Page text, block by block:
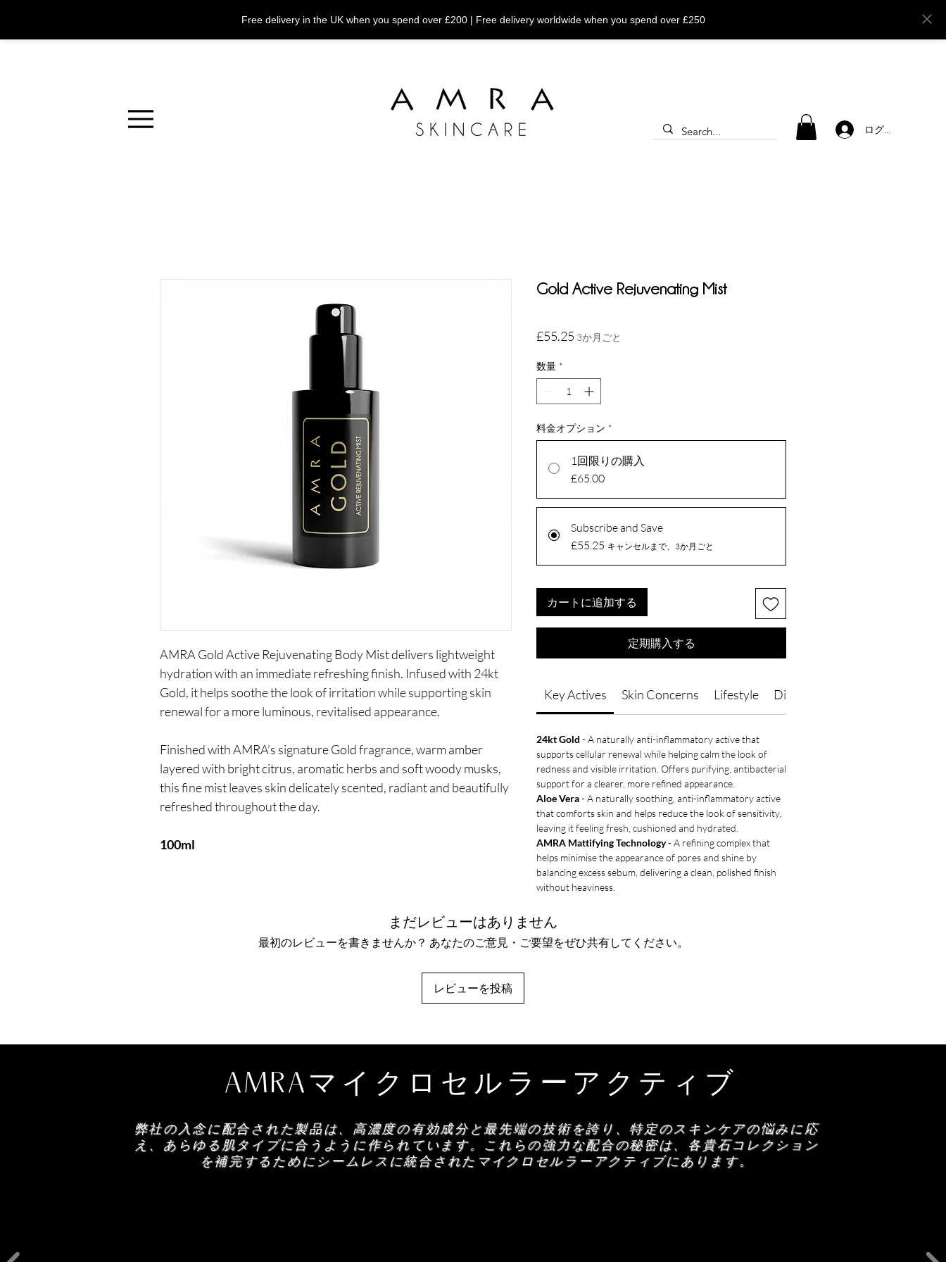
Free delivery in the UK when you spend over £200 | Free delivery worldwide when you spend over £250
ログイン
AMRA Gold Active Rejuvenating Body Mist delivers lightweight
hydration with an immediate refreshing finish. Infused with 24kt
Gold, it helps soothe the look of irritation while supporting skin
renewal for a more luminous, revitalised appearance.
Finished with AMRA’s signature Gold fragrance, warm amber
layered with bright citrus, aromatic herbs and soft woody musks,
this fine mist leaves skin delicately scented, radiant and beautifully
refreshed throughout the day.
100ml
Gold Active Rejuvenating Mist
£55.25 価
3か月ごと
数量 *
料金オプション *
1回限りの購入
£65.00
Subscribe and Save
£55.25 キャンセルまで、3か月ごと
カートに追加する
定期購入する
Key Actives Skin Concerns Lifestyle Directions of Use
24kt Gold - A naturally anti-inflammatory active that
supports cellular renewal while helping calm the look of
redness and visible irritation. Offers purifying, antibacterial
support for a clearer, more refined appearance.
Aloe Vera- A naturally soothing, anti-inflammatory active
that comforts skin and helps reduce the look of sensitivity,
leaving it feeling fresh, cushioned and hydrated.
AMRA Mattifying Technology- A refining complex that
helps minimise the appearance of pores and shine by
balancing excess sebum, delivering a clean, polished finish
without heaviness.
まだレビューはありません
最初のレビューを書きませんか？ あなたのご意見・ご要望をぜひ共有してください。
レビューを投稿
AMRAマイクロセルラーアクティブ
弊社の入念に配合された製品は、高濃度の有効成分と最先端の技術を誇り、特定のスキンケアの悩みに応
え、あらゆる肌タイプに合うように作られています。これらの強力な配合の秘密は、各貴石コレクション
を補完するためにシームレスに統合されたマイクロセルラーアクティブにあります。